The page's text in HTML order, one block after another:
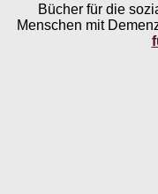
Bücher für die
Menschen mit